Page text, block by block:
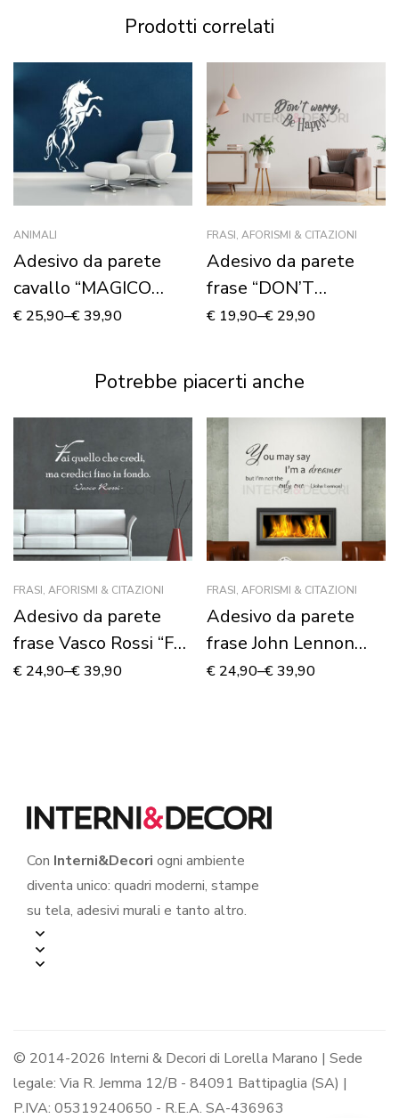
Prodotti correlati
ANIMALI
Adesivo da parete
cavallo “MAGICO
UNICORNO”
€ 25,90–€39,90
FRASI, AFORISMI & CITAZIONI
Adesivo da parete
frase “DON’T
WORRY, BE HAPPY!”
€ 19,90–€ 29,90
Potrebbe piacerti anche
FRASI, AFORISMI & CITAZIONI
Adesivo da parete
frase Vasco Rossi “FAI
QUELLO CHE CREDI”
€ 24,90–€39,90
FRASI, AFORISMI & CITAZIONI
Adesivo da parete
frase John Lennon
“IMAGINE”
€ 24,90–€39,90
Con Interni&Decori ogni ambiente
diventa unico: quadri moderni, stampe
su tela, adesivi murali e tanto altro.
© 2014-2026 Interni & Decori di Lorella Marano | Sede
legale: Via R. Jemma 12/B - 84091 Battipaglia (SA) |
P.IVA: 05319240650 - R.E.A. SA-436963